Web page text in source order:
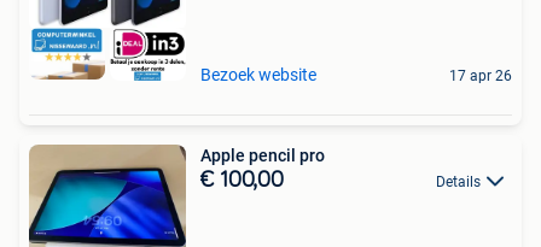
Bezoek website 17 apr 26
Apple pencil pro
€ 100,00 Details